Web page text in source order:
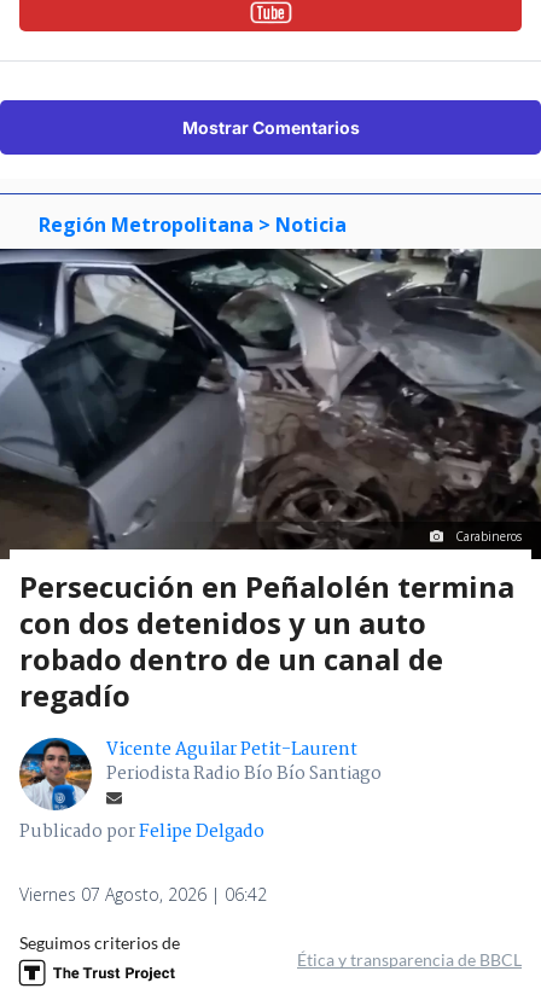
Mostrar Comentarios
Región Metropolitana > Noticia
Carabineros
Persecución en Peñalolén termina
con dos detenidos y un auto
robado dentro de un canal de
regadío
Vicente Aguilar Petit-Laurent
Periodista Radio Bío Bío Santiago
Publicado porFelipe Delgado
Viernes 07 Agosto, 2026 | 06:42
Seguimos criterios de
Ética y transparencia de BBCL